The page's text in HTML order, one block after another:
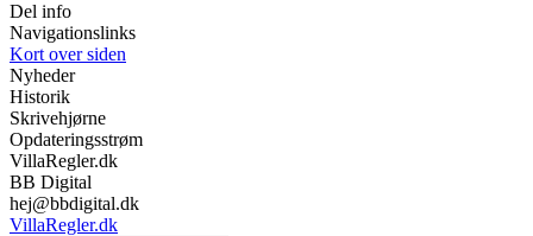
Del info
Navigationslinks
Kort over siden
Nyheder
Historik
Skrivehjørne
Opdateringsstrøm
VillaRegler.dk
BB Digital
hej@bbdigital.dk
VillaRegler.dk